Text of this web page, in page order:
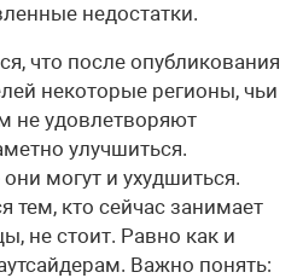
недостатки.
что после опубликования
некоторые регионы, чьи
не удовлетворяют
улучшиться.
могут и ухудшиться.
тем, кто сейчас занимает
не стоит. Равно как и
Важно понять: